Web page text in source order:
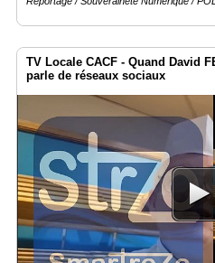
TV Locale CACF - Quand David
parle de réseaux sociaux